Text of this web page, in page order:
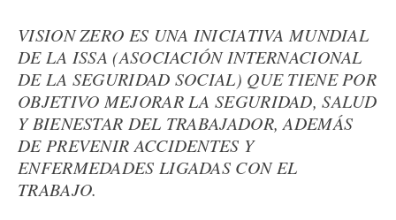
VISION ZERO ES UNA INICIATIVA MUNDIAL
DE LA ISSA (ASOCIACIÓN INTERNACIONAL
DE LA SEGURIDAD SOCIAL) QUE TIENE POR
OBJETIVO MEJORAR LA SEGURIDAD, SALUD
Y BIENESTAR DEL TRABAJADOR, ADEMÁS
DE PREVENIR ACCIDENTES Y
ENFERMEDADES LIGADAS CON EL
TRABAJO.